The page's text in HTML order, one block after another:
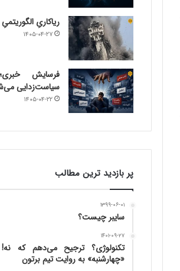
ریاکاریِ
۱۴۰۵-۰۴-۲۷
فرسایش
سیاست‌زدایی
۱۴۰۵-۰۴-۲۲
پر بازدید ترین مطالب
۱۳۹۹-۰۶-۰۱
سایبر چیست؟
۱۴۰۱-۰۹-۲۷
تکنولوژی؟ ترجیح می‌دهم که
«چهارشنبه» به روایت تیم برتون